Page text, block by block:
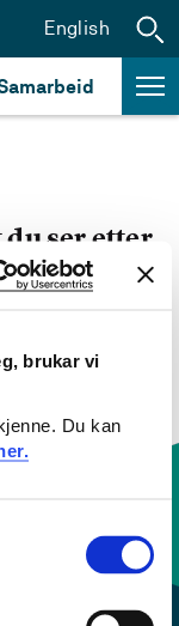
brukar vi
Du kan
English
ser etter
etter i